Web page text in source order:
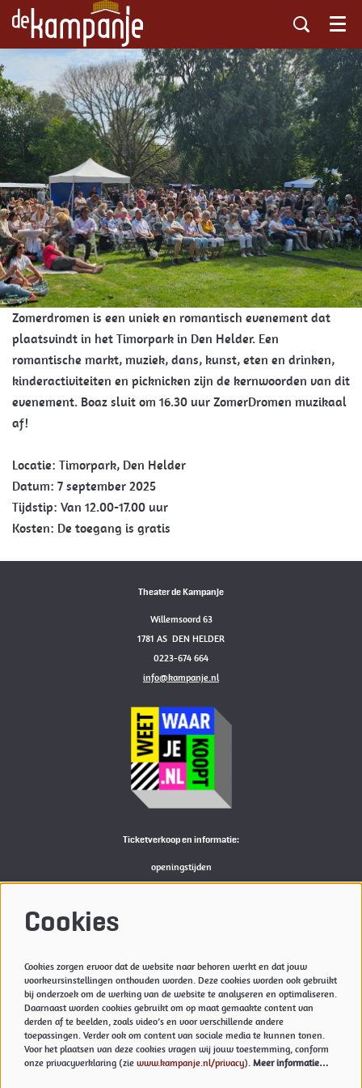
Menu
Zomerdromen is een uniek en romantisch evenement dat
plaatsvindt in het Timorpark in Den Helder. Een
romantische markt, muziek, dans, kunst, eten en drinken,
kinderactiviteiten en picknicken zijn de kernwoorden van dit
evenement. Boaz sluit om 16.30 uur ZomerDromen muzikaal
af!
Locatie: Timorpark, Den Helder
Datum: 7 september 2025
Tijdstip: Van 12.00-17.00 uur
Kosten: De toegang is gratis
Theater de Kampanje
Willemsoord 63
1781 AS DEN HELDER
0223-674 664
info@kampanje.nl
Ticketverkoop en informatie:
openingstijden
Bekijkhierde actuele openingstijden van de Kampanje
Privacyverklaring & Cookies
Techniek
Vacatures
Volg ons
Cookies
Cookies zorgen ervoor dat de website naar behoren werkt en dat jouw
voorkeursinstellingen onthouden worden. Deze cookies worden ook gebruikt
bij onderzoek om de werking van de website te analyseren en optimaliseren.
Daarnaast worden cookies gebruikt om op maat gemaakte content van
derden af te beelden, zoals video’s en voor verschillende andere
toepassingen. Verder ook om content van sociale media te kunnen tonen.
Voor het plaatsen van deze cookies vragen wij jouw toestemming, conform
onze privacyverklaring (zie www.kampanje.nl/privacy). Meer informatie…